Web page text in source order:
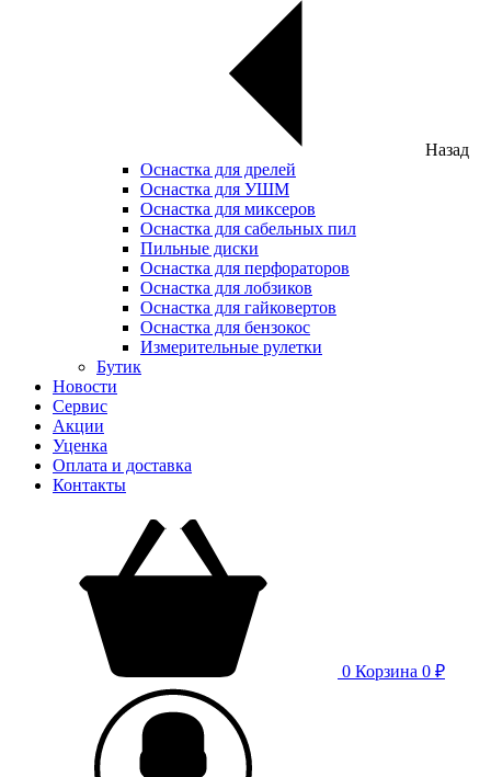
Назад
Оснастка для дрелей
Оснастка для УШМ
Оснастка для миксеров
Оснастка для сабельных пил
Пильные диски
Оснастка для перфораторов
Оснастка для лобзиков
Оснастка для гайковертов
Оснастка для бензокос
Измерительные рулетки
Бутик
Новости
Сервис
Акции
Уценка
Оплата и доставка
Контакты
0 Корзина 0 ₽